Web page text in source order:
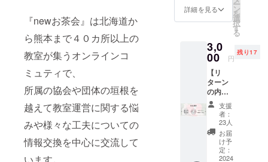
『newお茶会』は北海道か
ら熊本まで４０カ所以上の
教室が集うオンラインコ
ミュティで、
所属の協会や団体の垣根を
越えて教室運営に関する悩
みや様々な工夫についての
情報交換を中心に交流して
います。
〆切は5
月31日
必着に
す。
【リ
ターン
内容】 ︎
ありが
とう
メッ
セージ
＆書道
展のパ
ンフ
レット
を送付
詳細を見る ー
ン
を
選
択
す
る
3,0
00 円
残り17
【リ
ターン
の内
容】 あ
りがと
うメッ
セージ
＆書道
展のパ
ンフ
支援
者：
23人
お届
け予
定：
2024